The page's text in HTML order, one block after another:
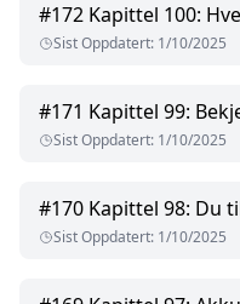
#172 Kapittel 100:
Sist Oppdatert: 1/10/2025
#171 Kapittel 99:
Sist Oppdatert: 1/10/2025
#170 Kapittel 98: Du
Sist Oppdatert: 1/10/2025